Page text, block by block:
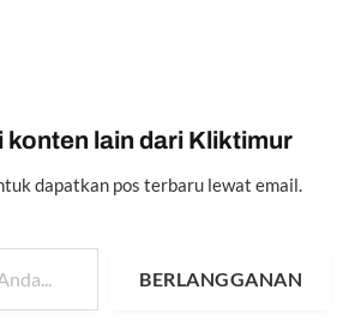
konten lain dari Kliktimur
dapatkan pos terbaru lewat email.
BERLANGGANAN